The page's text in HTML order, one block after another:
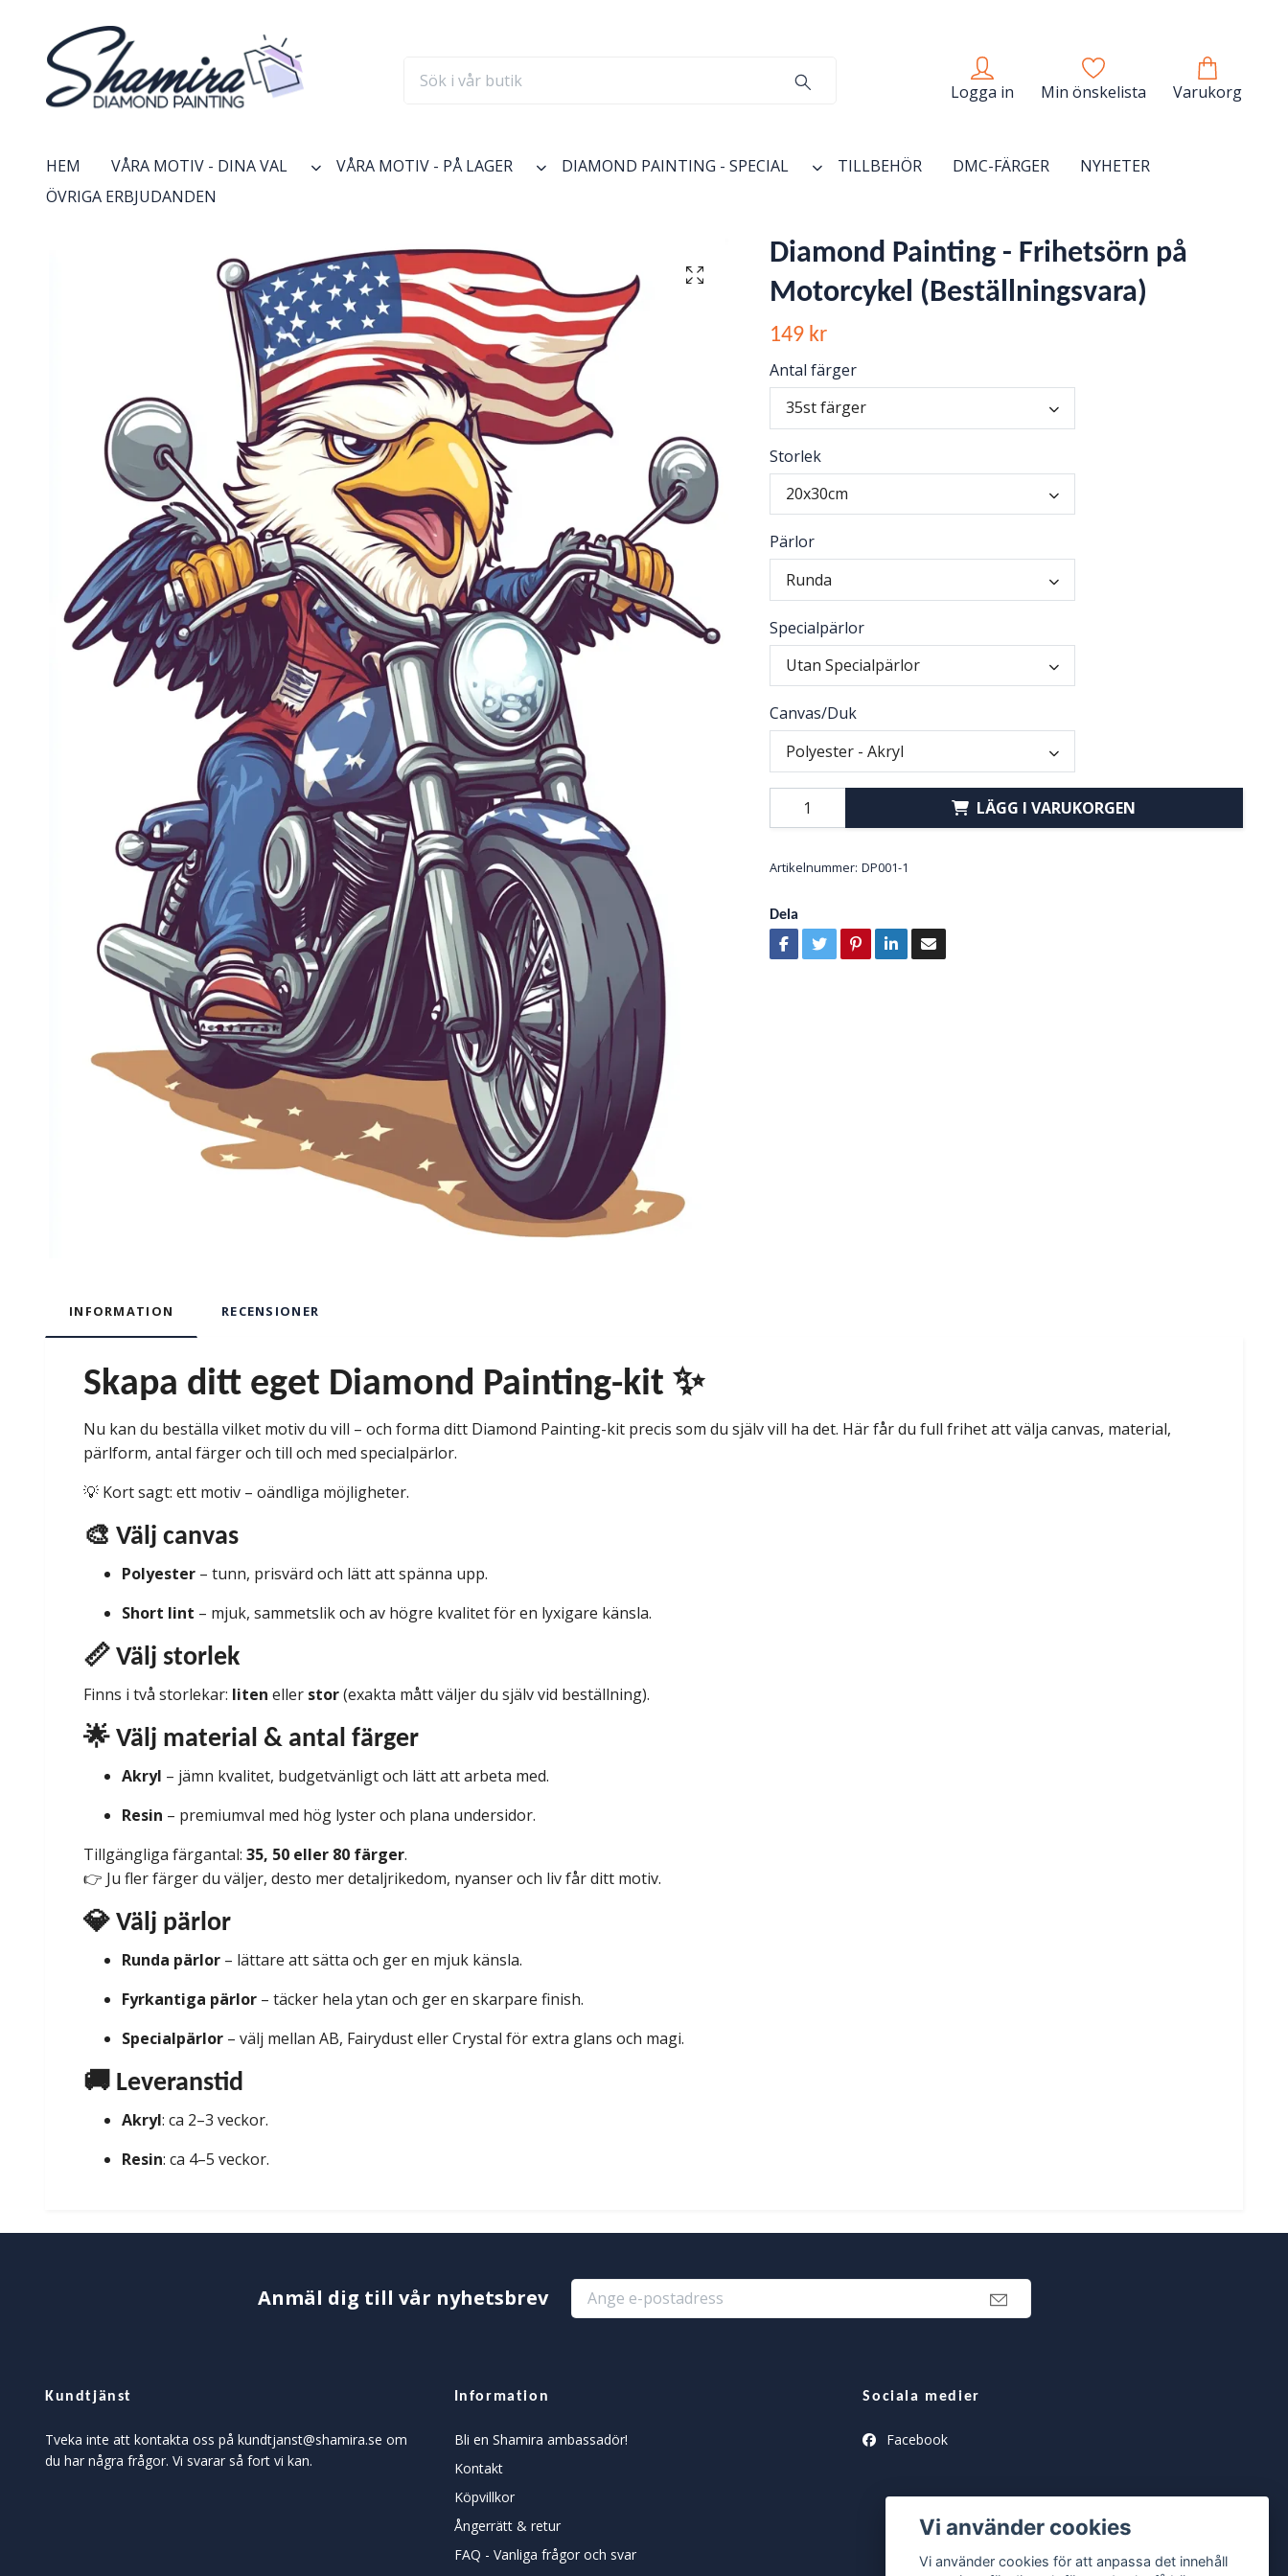
Logga in Min önskelista Varukorg
HEM VÅRA MOTIV - DINA VAL VÅRA MOTIV - PÅ LAGER DIAMOND PAINTING - SPECIAL TILLBEHÖR DMC-FÄRGER
NYHETER
ÖVRIGA ERBJUDANDEN
Diamond Painting - Frihetsörn på
Motorcykel (Beställningsvara)
149 kr
Antal färger
35st färger
Storlek
20x30cm
Pärlor
Runda
Specialpärlor
Utan Specialpärlor
Canvas/Duk
Polyester - Akryl
LÄGG I VARUKORGEN
Artikelnummer: DP001-1
Dela
INFORMATION RECENSIONER
Skapa ditt eget Diamond Painting-kit ✨
Nu kan du beställa vilket motiv du vill – och forma ditt Diamond Painting-kit precis som du själv vill ha det. Här får du full frihet att välja canvas, material,
pärlform, antal färger och till och med specialpärlor.
💡 Kort sagt: ett motiv – oändliga möjligheter.
🎨 Välj canvas
Polyester – tunn, prisvärd och lätt att spänna upp.
Short lint – mjuk, sammetslik och av högre kvalitet för en lyxigare känsla.
📏 Välj storlek
Finns i två storlekar: liten eller stor(exakta mått väljer du själv vid beställning).
🌟 Välj material & antal färger
Akryl – jämn kvalitet, budgetvänligt och lätt att arbeta med.
Resin – premiumval med hög lyster och plana undersidor.
Tillgängliga färgantal: 35, 50 eller 80 färger.
👉 Ju fler färger du väljer, desto mer detaljrikedom, nyanser och liv får ditt motiv.
💎 Välj pärlor
Runda pärlor – lättare att sätta och ger en mjuk känsla.
Fyrkantiga pärlor – täcker hela ytan och ger en skarpare finish.
Specialpärlor – välj mellan AB, Fairydust eller Crystal för extra glans och magi.
🚚 Leveranstid
Akryl: ca 2–3 veckor.
Resin: ca 4–5 veckor.
Anmäl dig till vår nyhetsbrev
Kundtjänst
Tveka inte att kontakta oss på kundtjanst@shamira.se om
du har några frågor. Vi svarar så fort vi kan.
Information
Bli en Shamira ambassadör!
Kontakt
Köpvillkor
Ångerrätt & retur
FAQ - Vanliga frågor och svar
Sociala medier
Facebook
Vi använder cookies
Vi använder cookies för att anpassa det innehåll